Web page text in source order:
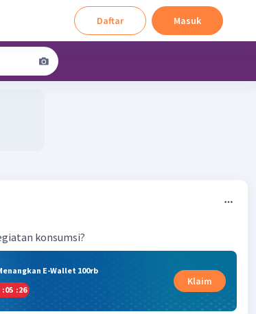
Daftar Masuk
konsumsi?
E-Wallet 100rb
:05 :26
Klaim